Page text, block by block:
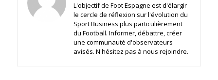
L'objectif de Foot Espagne est d'élargir
le cercle de réflexion sur l'évolution du
Sport Business plus particulièrement
du Football. Informer, débattre, créer
une communauté d'observateurs
avisés. N'hésitez pas à nous rejoindre.